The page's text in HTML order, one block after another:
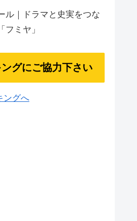
ル｜ドラマと史実をつな
フミヤ」
グにご協力下さい
ングへ